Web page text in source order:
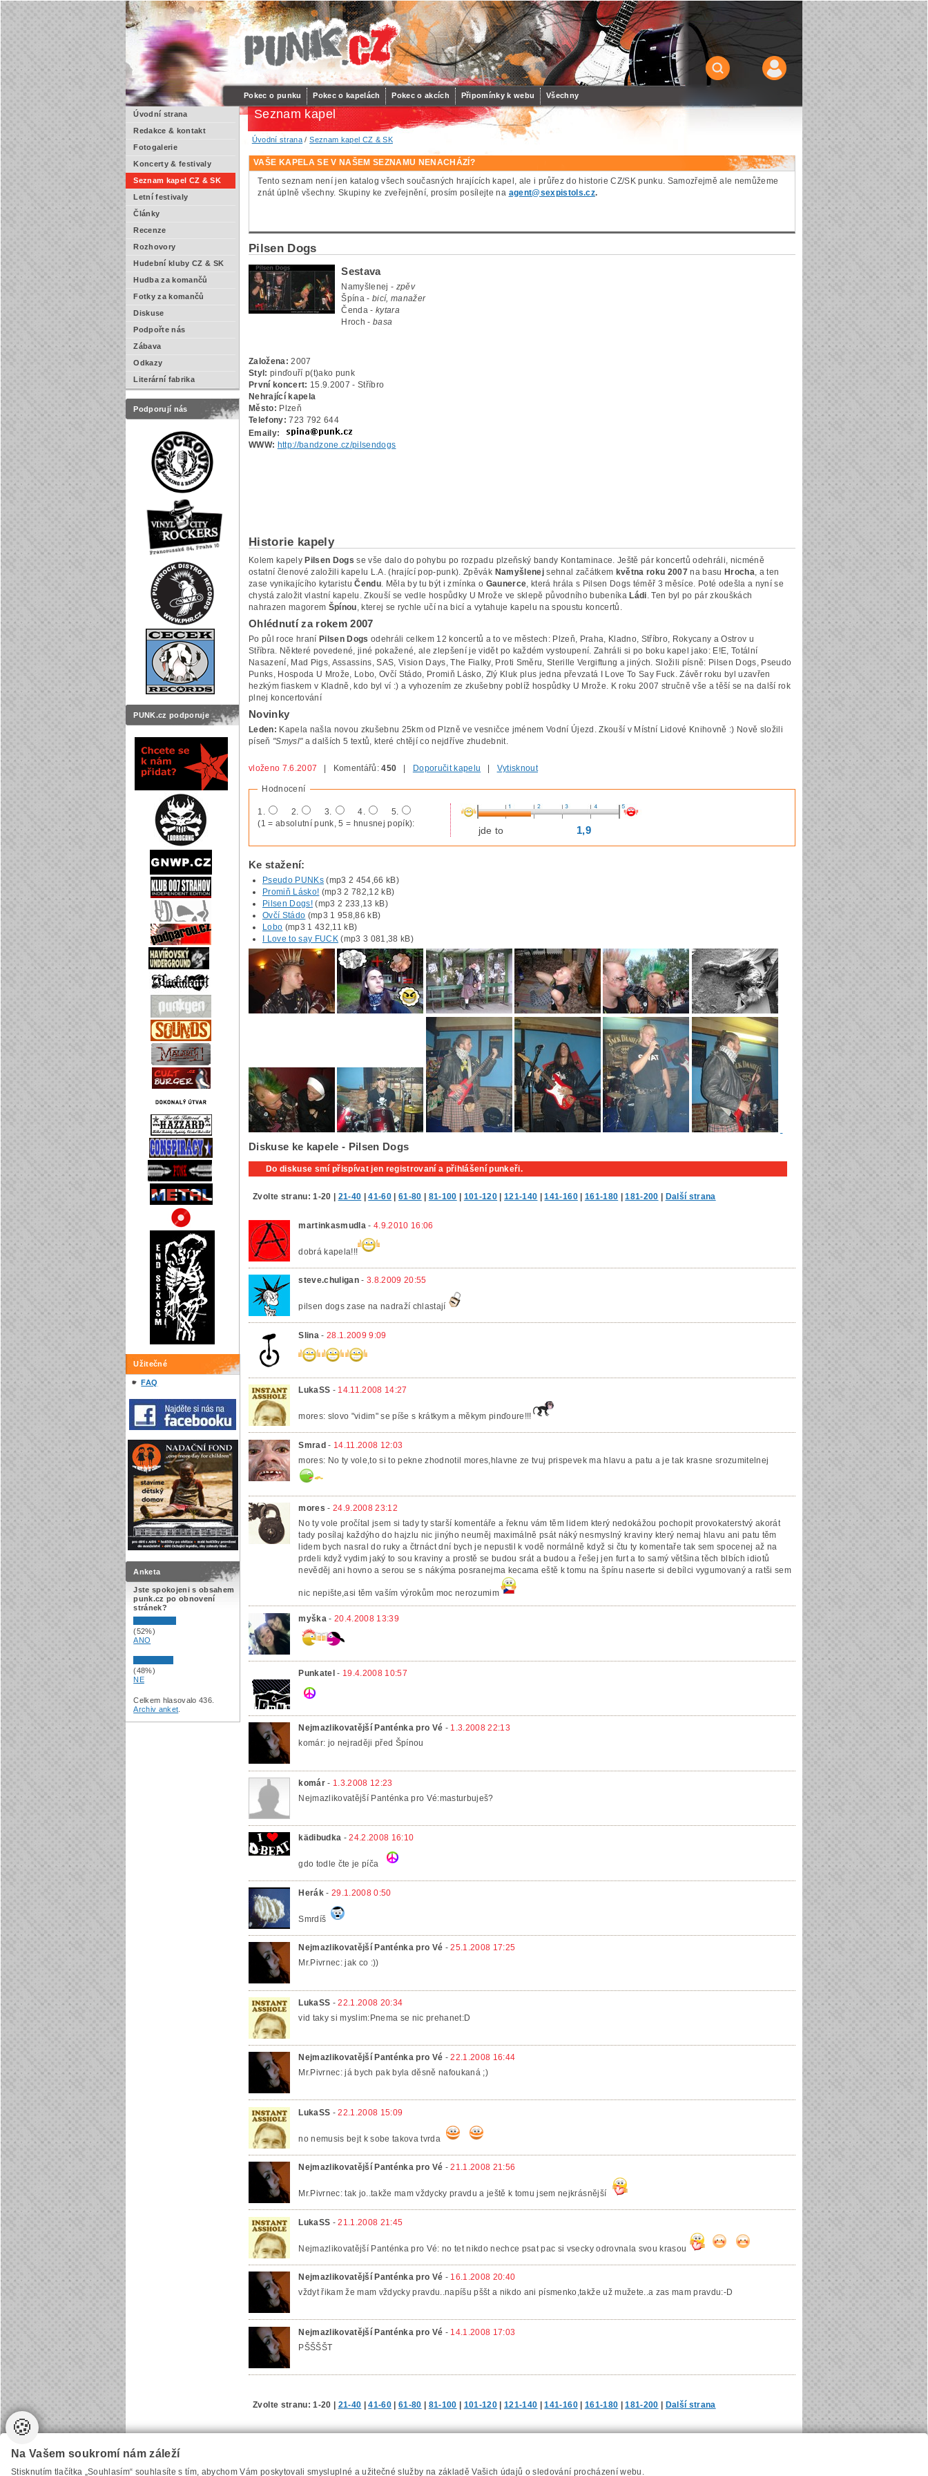
Pokec o punku Pokec o kapelách Pokec o akcích Připomínky k webu Všechny
Úvodní strana
Redakce & kontakt
Fotogalerie
Koncerty & festivaly
Seznam kapel CZ & SK
Letní festivaly
Články
Recenze
Rozhovory
Hudební kluby CZ & SK
Hudba za komančů
Fotky za komančů
Diskuse
Podpořte nás
Zábava
Odkazy
Literární fabrika
Podporují nás
PUNK.cz podporuje
Seznam kapel
Úvodní strana /Seznam kapel CZ & SK
Užitečné
FAQ
VAŠE KAPELA SE V NAŠEM SEZNAMU NENACHÁZÍ?
Tento seznam není jen katalog všech současných hrajících kapel, ale i průřez do historie CZ/SK punku. Samozřejmě ale nemůžeme
znát úplně všechny. Skupiny ke zveřejnění, prosím posílejte na agent@sexpistols.cz.
Pilsen Dogs
Sestava
Namyšlenej - zpěv
Špína - bicí, manažer
Čenda - kytara
Hroch - basa
Založena: 2007
Styl: pinďouří p(t)ako punk
První koncert: 15.9.2007 - Stříbro
Nehrající kapela
Město: Plzeň
Telefony: 723 792 644
Emaily:
WWW: http://bandzone.cz/pilsendogs
Historie kapely
Kolem kapelyPilsen Dogs se vše dalo do pohybu po rozpadu plzeňský bandy Kontaminace. Ještě pár koncertů odehráli, nicméně
ostatní členové založili kapelu L.A. (hrající pop-punk). Zpěvák Namyšlenejsehnal začátkem května roku 2007 na basuHrocha , a ten
zase vynikajícího kytaristuČendu . Měla by tu být i zmínka o Gaunerce , která hrála s Pilsen Dogs téměř 3 měsíce. Poté odešla a nyní se
chystá založit vlastní kapelu. Zkouší se vedle hospůdky U Mrože ve sklepě původního bubeníkaLádi . Ten byl po pár zkouškách
nahrazen magorem Špínou , kterej se rychle učí na bicí a vytahuje kapelu na spoustu koncertů.
Ohlédnutí za rokem 2007
Po půl roce hraní Pilsen Dogs odehráli celkem 12 koncertů a to ve městech: Plzeň, Praha, Kladno, Stříbro, Rokycany a Ostrov u
Stříbra. Některé povedené, jiné pokažené, ale zlepšení je vidět po každém vystoupení. Zahráli si po boku kapel jako: E!E, Totální
Nasazení, Mad Pigs, Assassins, SAS, Vision Days, The Fialky, Proti Směru, Sterille Vergiftung a jiných. Složili písně: Pilsen Dogs, Pseudo
Punks, Hospoda U Mrože, Lobo, Ovčí Stádo, Promiň Lásko, Zlý Kluk plus jedna převzatá I Love To Say Fuck. Závěr roku byl uzavřen
hezkým fiaskem v Kladně, kdo byl ví :) a vyhozením ze zkušebny poblíž hospůdky U Mrože. K roku 2007 stručně vše a těší se na další rok
plnej koncertování
Novinky
Leden: Kapela našla novou zkušebnu 25km od Plzně ve vesničce jménem Vodní Újezd. Zkouší v Místní Lidové Knihovně :) Nově složili
píseň "Smysl"a dalších 5 textů, které chtějí co nejdříve zhudebnit.
vloženo 7.6.2007 | Komentářů:450 Doporučit kapelu Vytisknout
Hodnocení
1. 2. 3. 4.
5.
(1 = absolutní punk, 5 = hnusnej popík):
jde to 1,9
Ke stažení:
Pseudo PUNKs (mp3 2 454,66 kB)
Promiň Lásko! (mp3 2 782,12 kB)
Pilsen Dogs! (mp3 2 233,13 kB)
Ovčí Stádo (mp3 1 958,86 kB)
Lobo (mp3 1 432,11 kB)
I Love to say FUCK (mp3 3 081,38 kB)
Diskuse ke kapele - Pilsen Dogs
Do diskuse smí přispívat jen registrovaní a přihlášení punkeři.
Zvolte stranu:1-20 21-40 |41-60| 61-80 81-100 101-120 |121-140 |141-160| 161-180 |181-200 Další strana
martinkasmudla -4.9.2010 16:06
dobrá kapela!!!
steve.chuligan -3.8.2009 20:55
pilsen dogs zase na nadraží chlastají
Slina -28.1.2009 9:09
LukaSS - 14.11.2008 14:27
mores: slovo "vidim" se píše s krátkym a měkym pinďoure!!!
Smrad - 14.11.2008 12:03
mores: No ty vole,to si to pekne zhodnotil mores,hlavne ze tvuj prispevek ma hlavu a patu a je tak krasne srozumitelnej
mores -24.9.2008 23:12
No ty vole pročítal jsem si tady ty starší komentáře a řeknu vám těm lidem který nedokážou pochopit provokaterstvý akorát
tady posílaj každýho do hajzlu nic jinýho neuměj maximálně psát náký nesmyslný kraviny který nemaj hlavu ani patu těm
lidem bych nasral do ruky a čtrnáct dní bych je nepustil k vodě normálně když si čtu ty komentaře tak sem spocenej až na
prdeli když vydim jaký to sou kraviny a prostě se budou srát a budou a řešej jen furt a to samý většina těch blbích idiotů
nevěděj ani hovno a serou se s nákýma posranejma kecama eště k tomu na špínu naserte si debílci vygumovaný a ratši sem
nic nepište,asi těm vaším výrokům moc nerozumim
myška -20.4.2008 13:39
Punkatel - 19.4.2008 10:57
Nejmazlikovatější Panténka pro Vé - 1.3.2008 22:13
komár: jo nejraději před Špínou
komár - 1.3.2008 12:23
Nejmazlikovatější Panténka pro Vé:masturbuješ?
kädibudka -24.2.2008 16:10
gdo todle čte je píča
Herák -29.1.2008 0:50
Smrdíš
Nejmazlikovatější Panténka pro Vé -25.1.2008 17:25
Mr.Pivrnec: jak co :))
LukaSS -22.1.2008 20:34
vid taky si myslim:Pnema se nic prehanet:D
Nejmazlikovatější Panténka pro Vé -22.1.2008 16:44
Mr.Pivrnec: já bych pak byla děsně nafoukaná ;)
LukaSS -22.1.2008 15:09
no nemusis bejt k sobe takova tvrda
Nejmazlikovatější Panténka pro Vé -21.1.2008 21:56
Mr.Pivrnec: tak jo..takže mam vždycky pravdu a ještě k tomu jsem nejkrásnější
LukaSS -21.1.2008 21:45
Nejmazlikovatější Panténka pro Vé: no tet nikdo nechce psat pac si vsecky odrovnala svou krasou
Nejmazlikovatější Panténka pro Vé - 16.1.2008 20:40
vždyt řikam že mam vždycky pravdu..napíšu pššt a nikdo ani písmenko,takže už mužete..a zas mam pravdu:-D
Nejmazlikovatější Panténka pro Vé - 14.1.2008 17:03
PŠŠŠŠT
Zvolte stranu:1-20 | 21-40 |41-60| 61-80 | 81-100 | 101-120 |121-140 |141-160| 161-180 |181-200 | Další strana
Anketa
Jste spokojeni s obsahem
punk.cz po obnovení
stránek?
(52%)
ANO
(48%)
NE
Celkem hlasovalo 436.
Archiv anket
Vytvořilo
🍪
Na Vašem soukromí nám záleží
Stisknutím tlačítka „Souhlasím“ souhlasíte s tím, abychom Vám poskytovali smysluplné a užitečné služby na základě Vašich údajů o sledování procházení webu.